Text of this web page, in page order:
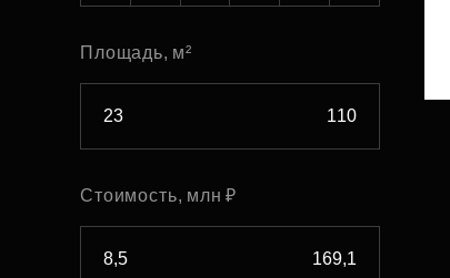
Площадь, м²
Стоимость, млн ₽